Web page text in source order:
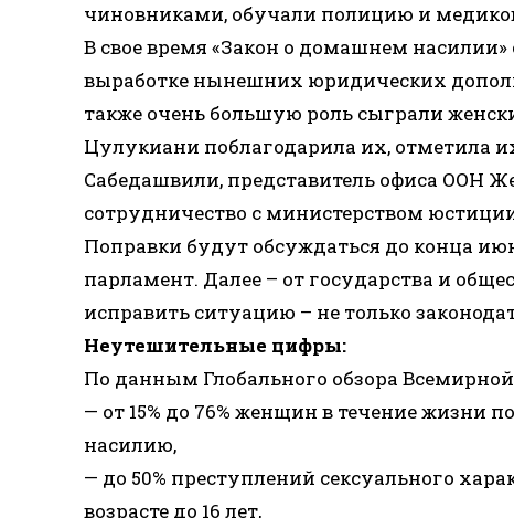
чиновниками, обучали полицию и
В свое время «Закон о домашнем насилии»
выработке нынешних юридических
также очень большую роль сыграли
Цулукиани поблагодарила их, отметила
Сабедашвили, представитель офиса ООН
сотрудничество с министерством
Поправки будут обсуждаться до конца
парламент. Далее – от государства и
исправить ситуацию – не только
Неутешительные цифры:
По данным Глобального обзора
— от 15% до 76% женщин в течение жизни
насилию,
— до 50% преступлений сексуального
возрасте до 16 лет,